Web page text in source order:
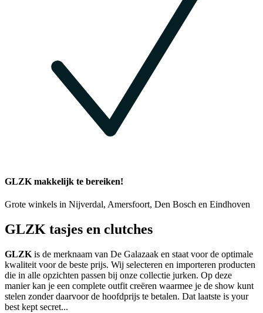
GLZK makkelijk te bereiken!
Grote winkels in Nijverdal, Amersfoort, Den Bosch en Eindhoven
GLZK tasjes en clutches
GLZK is de merknaam van De Galazaak en staat voor de optimale
kwaliteit voor de beste prijs. Wij selecteren en importeren producten
die in alle opzichten passen bij onze collectie jurken. Op deze
manier kan je een complete outfit creëren waarmee je de show kunt
stelen zonder daarvoor de hoofdprijs te betalen. Dat laatste is your
best kept secret...